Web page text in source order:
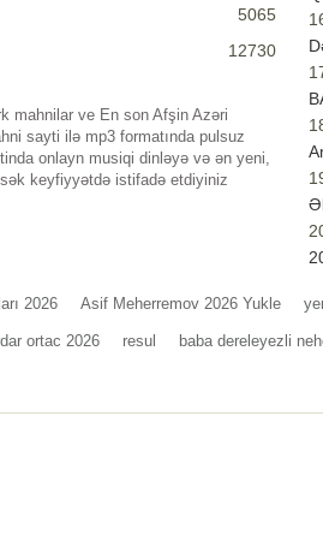
5065
12730
mahnilar ve En son Afşin Azəri
sayti ilə mp3 formatında pulsuz
onlayn musiqi dinləyə və ən yeni,
keyfiyyətdə istifadə etdiyiniz
2026 Asif Meherremov 2026 Yukle
ortac 2026 resul baba dereleyezli